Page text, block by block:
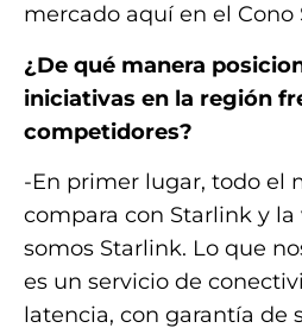
mercado aquí en el Cono
¿De qué manera
iniciativas en la región
competidores?
-En primer lugar, todo el
compara con Starlink y
somos Starlink. Lo que
es un servicio de
latencia, con garantía de